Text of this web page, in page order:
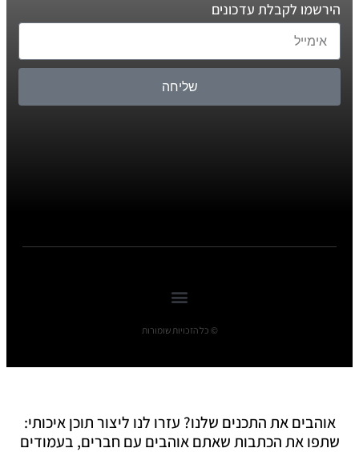
הירשמו לקבלת עדכונים
שליחה
© כל הזכויות שומורות
אוהבים את התכנים שלנו? עזרו לנו ליצור תוכן איכותי:
שתפו את הכתבות שאתם אוהבים עם חברים, בעמודים